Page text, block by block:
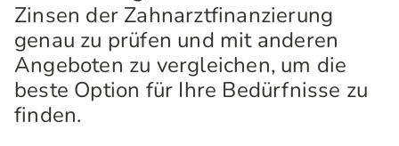
Zinsen der Zahnarztfinanzierung
genau zu prüfen und mit anderen
Angeboten zu vergleichen, um die
beste Option für Ihre Bedürfnisse zu
finden.